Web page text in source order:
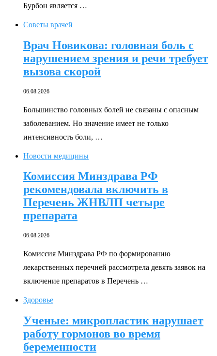
Бурбон является …
Советы врачей
Врач Новикова: головная боль с
нарушением зрения и речи требует
вызова скорой
06.08.2026
Большинство головных болей не связаны с опасным
заболеванием. Но значение имеет не только
интенсивность боли, …
Новости медицины
Комиссия Минздрава РФ
рекомендовала включить в
Перечень ЖНВЛП четыре
препарата
06.08.2026
Комиссия Минздрава РФ по формированию
лекарственных перечней рассмотрела девять заявок на
включение препаратов в Перечень …
Здоровье
Ученые: микропластик нарушает
работу гормонов во время
беременности